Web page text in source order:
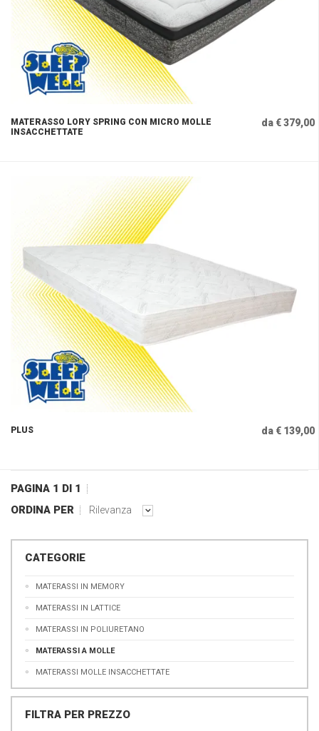
MATERASSO LORY SPRING CON MICRO MOLLE
INSACCHETTATE
da € 379,00
PLUS da € 139,00
PAGINA 1 DI 1
ORDINA PER
Rilevanza
CATEGORIE
MATERASSI IN MEMORY
MATERASSI IN LATTICE
MATERASSI IN POLIURETANO
MATERASSI A MOLLE
MATERASSI MOLLE INSACCHETTATE
FILTRA PER PREZZO